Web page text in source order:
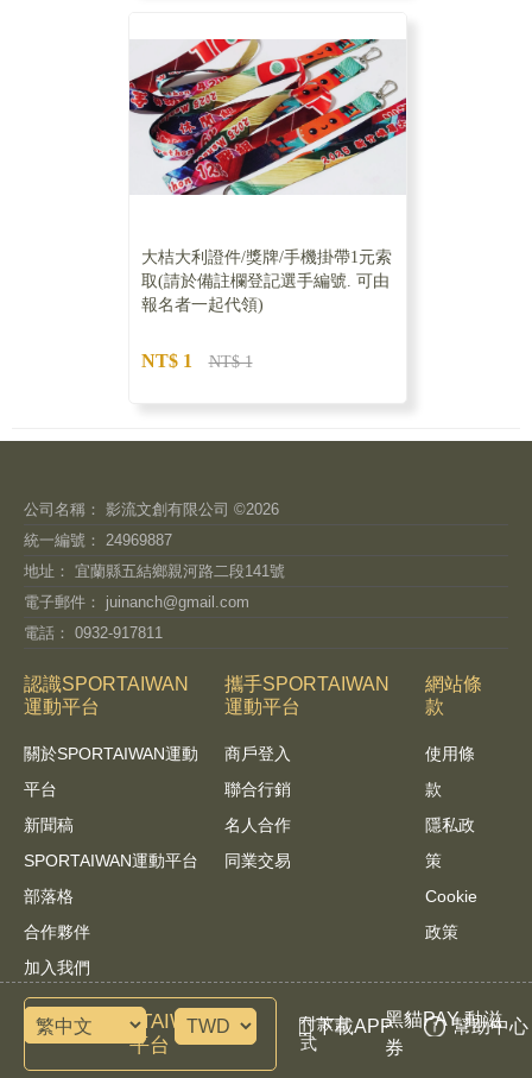
大桔大利證件/獎牌/手機掛帶1元索
取(請於備註欄登記選手編號. 可由
報名者一起代領)
NT$ 1 NT$ 1
公司名稱： 影流文創有限公司 ©2026
統一編號： 24969887
地址： 宜蘭縣五結鄉親河路二段141號
電子郵件： juinanch@gmail.com
電話： 0932-917811
認識SPORTAIWAN
運動平台
關於SPORTAIWAN運動
平台
新聞稿
SPORTAIWAN運動平台
部落格
合作夥伴
加入我們
攜手SPORTAIWAN
運動平台
商戶登入
聯合行銷
名人合作
同業交易
網站條
款
使用條
款
隱私政
策
Cookie
政策
諮詢SPORTAIWAN運動
平台
付款方
式
黑貓PAY 動滋
券
下載APP 幫助中心